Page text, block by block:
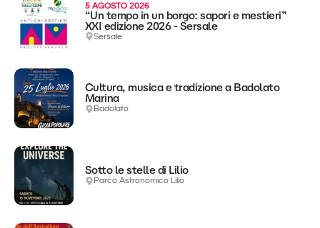
5 AGOSTO 2026
“Un tempo in un borgo: sapori e mestieri”
XXI edizione 2026 - Sersale
Sersale
Cultura, musica e tradizione a Badolato
Marina
Badolato
Sotto le stelle di Lilio
Parco Astronomico Lilio